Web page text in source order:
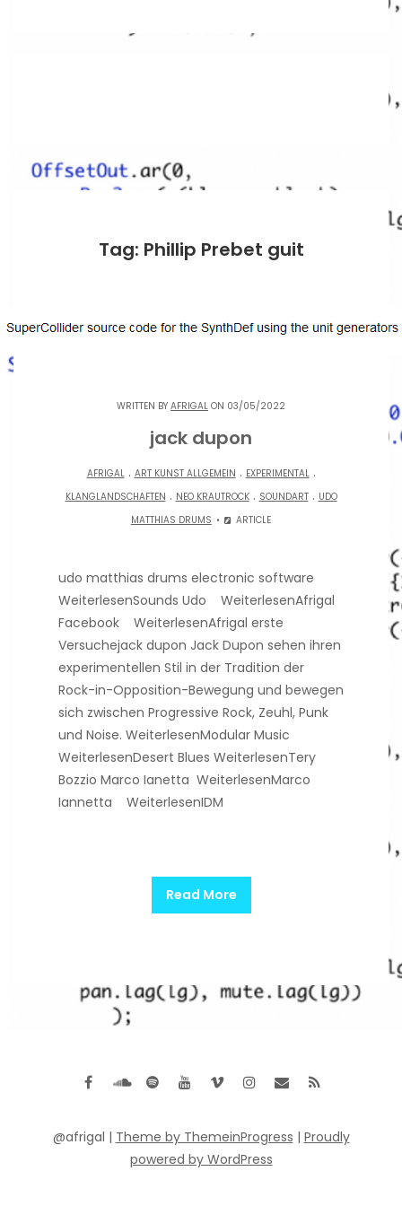
Tag: Phillip Prebet guit
WRITTEN BY AFRIGAL ON 03/05/2022
jack dupon
AFRIGAL. ART KUNST ALLGEMEIN . EXPERIMENTAL.
KLANGLANDSCHAFTEN . NEO KRAUTROCK. SOUNDART. UDO
MATTHIAS DRUMS
ARTICLE
udo matthias drums electronic software
WeiterlesenSounds Udo WeiterlesenAfrigal
Facebook WeiterlesenAfrigal erste
Versuchejack dupon Jack Dupon sehen ihren
experimentellen Stil in der Tradition der
Rock-in-Opposition-Bewegung und bewegen
sich zwischen Progressive Rock, Zeuhl, Punk
und Noise. WeiterlesenModular Music
WeiterlesenDesert Blues WeiterlesenTery
Bozzio Marco Ianetta WeiterlesenMarco
Iannetta WeiterlesenIDM
Read More
@afrigal | Theme by ThemeinProgress | Proudly
powered by WordPress